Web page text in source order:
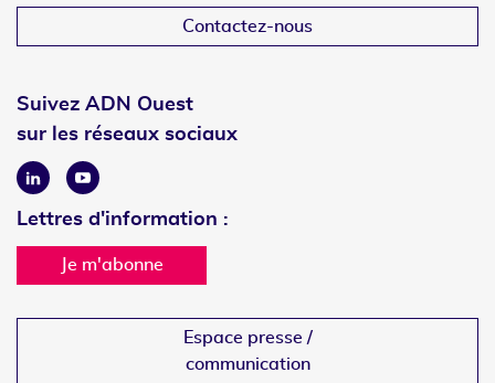
Contactez-nous
Suivez ADN Ouest
sur les réseaux sociaux
LinkedinYoutube
Lettres d'information :
Je m'abonne
Espace presse /
communication